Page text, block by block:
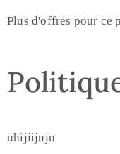
Plus d'offres pour ce
uhijiijnjn